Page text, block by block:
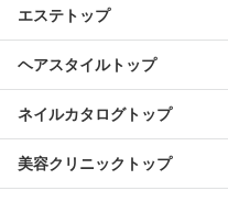
エステトップ
ヘアスタイルトップ
ネイルカタログトップ
美容クリニックトップ